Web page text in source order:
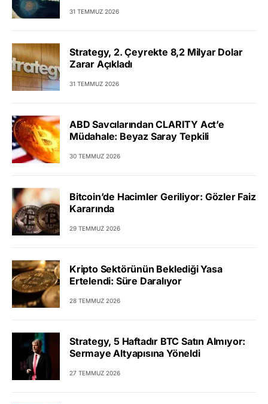
31 TEMMUZ 2026
Strategy, 2. Çeyrekte 8,2 Milyar Dolar
Zarar Açıkladı
31 TEMMUZ 2026
ABD Savcılarından CLARITY Act’e
Müdahale: Beyaz Saray Tepkili
30 TEMMUZ 2026
Bitcoin’de Hacimler Geriliyor: Gözler Faiz
Kararında
29 TEMMUZ 2026
Kripto Sektörünün Beklediği Yasa
Ertelendi: Süre Daralıyor
28 TEMMUZ 2026
Strategy, 5 Haftadır BTC Satın Almıyor:
Sermaye Altyapısına Yöneldi
27 TEMMUZ 2026